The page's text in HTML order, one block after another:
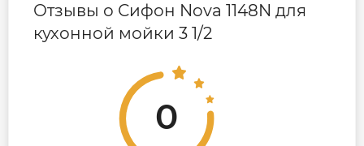
Отзывы о Сифон Nova 1148N для
кухонной мойки 3 1/2
0